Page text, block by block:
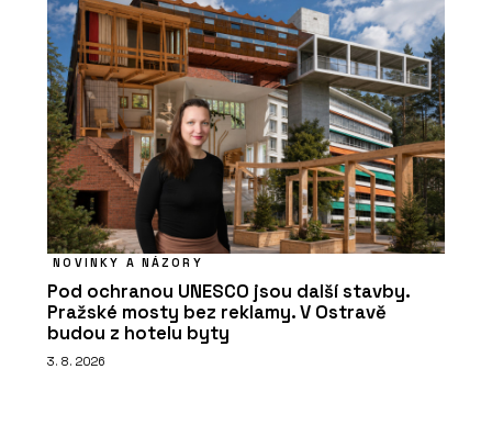
NOVINKY A NÁZORY
Pod ochranou UNESCO jsou další stavby.
Pražské mosty bez reklamy. V Ostravě
budou z hotelu byty
3. 8. 2026